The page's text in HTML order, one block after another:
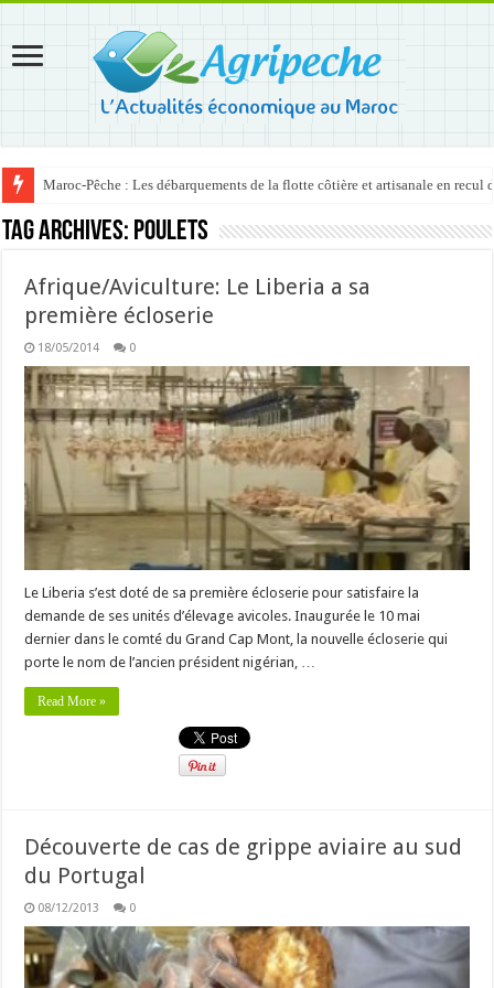
Maroc-Pêche : Les débarquements de la flotte côtière et artisanale en recul
Tag Archives: poulets
Afrique/Aviculture: Le Liberia a sa
première écloserie
18/05/2014 0
Le Liberia s’est doté de sa première écloserie pour satisfaire la
demande de ses unités d’élevage avicoles. Inaugurée le 10 mai
dernier dans le comté du Grand Cap Mont, la nouvelle écloserie qui
porte le nom de l’ancien président nigérian, …
Read More »
Découverte de cas de grippe aviaire au sud
du Portugal
08/12/2013 0